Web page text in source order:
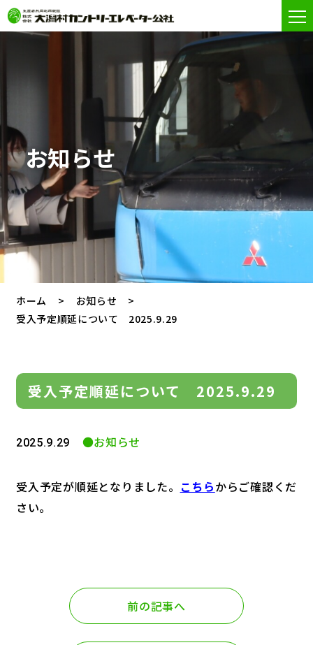
お知らせ
ホーム
お知らせ
受入予定順延について 2025.9.29
受入予定順延について 2025.9.29
2025.9.29 ●お知らせ
受入予定が順延となりました。 こちらからご確認くだ
さい。
前の記事へ